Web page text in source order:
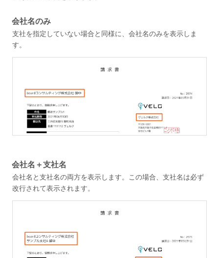
会社名のみ
支社を指定していない場合と同様に、会社名のみを表示しま
す。
会社名＋支社名
会社名と支社名の両方を表示します。この場合、支社名は必ず
改行されて表示されます。